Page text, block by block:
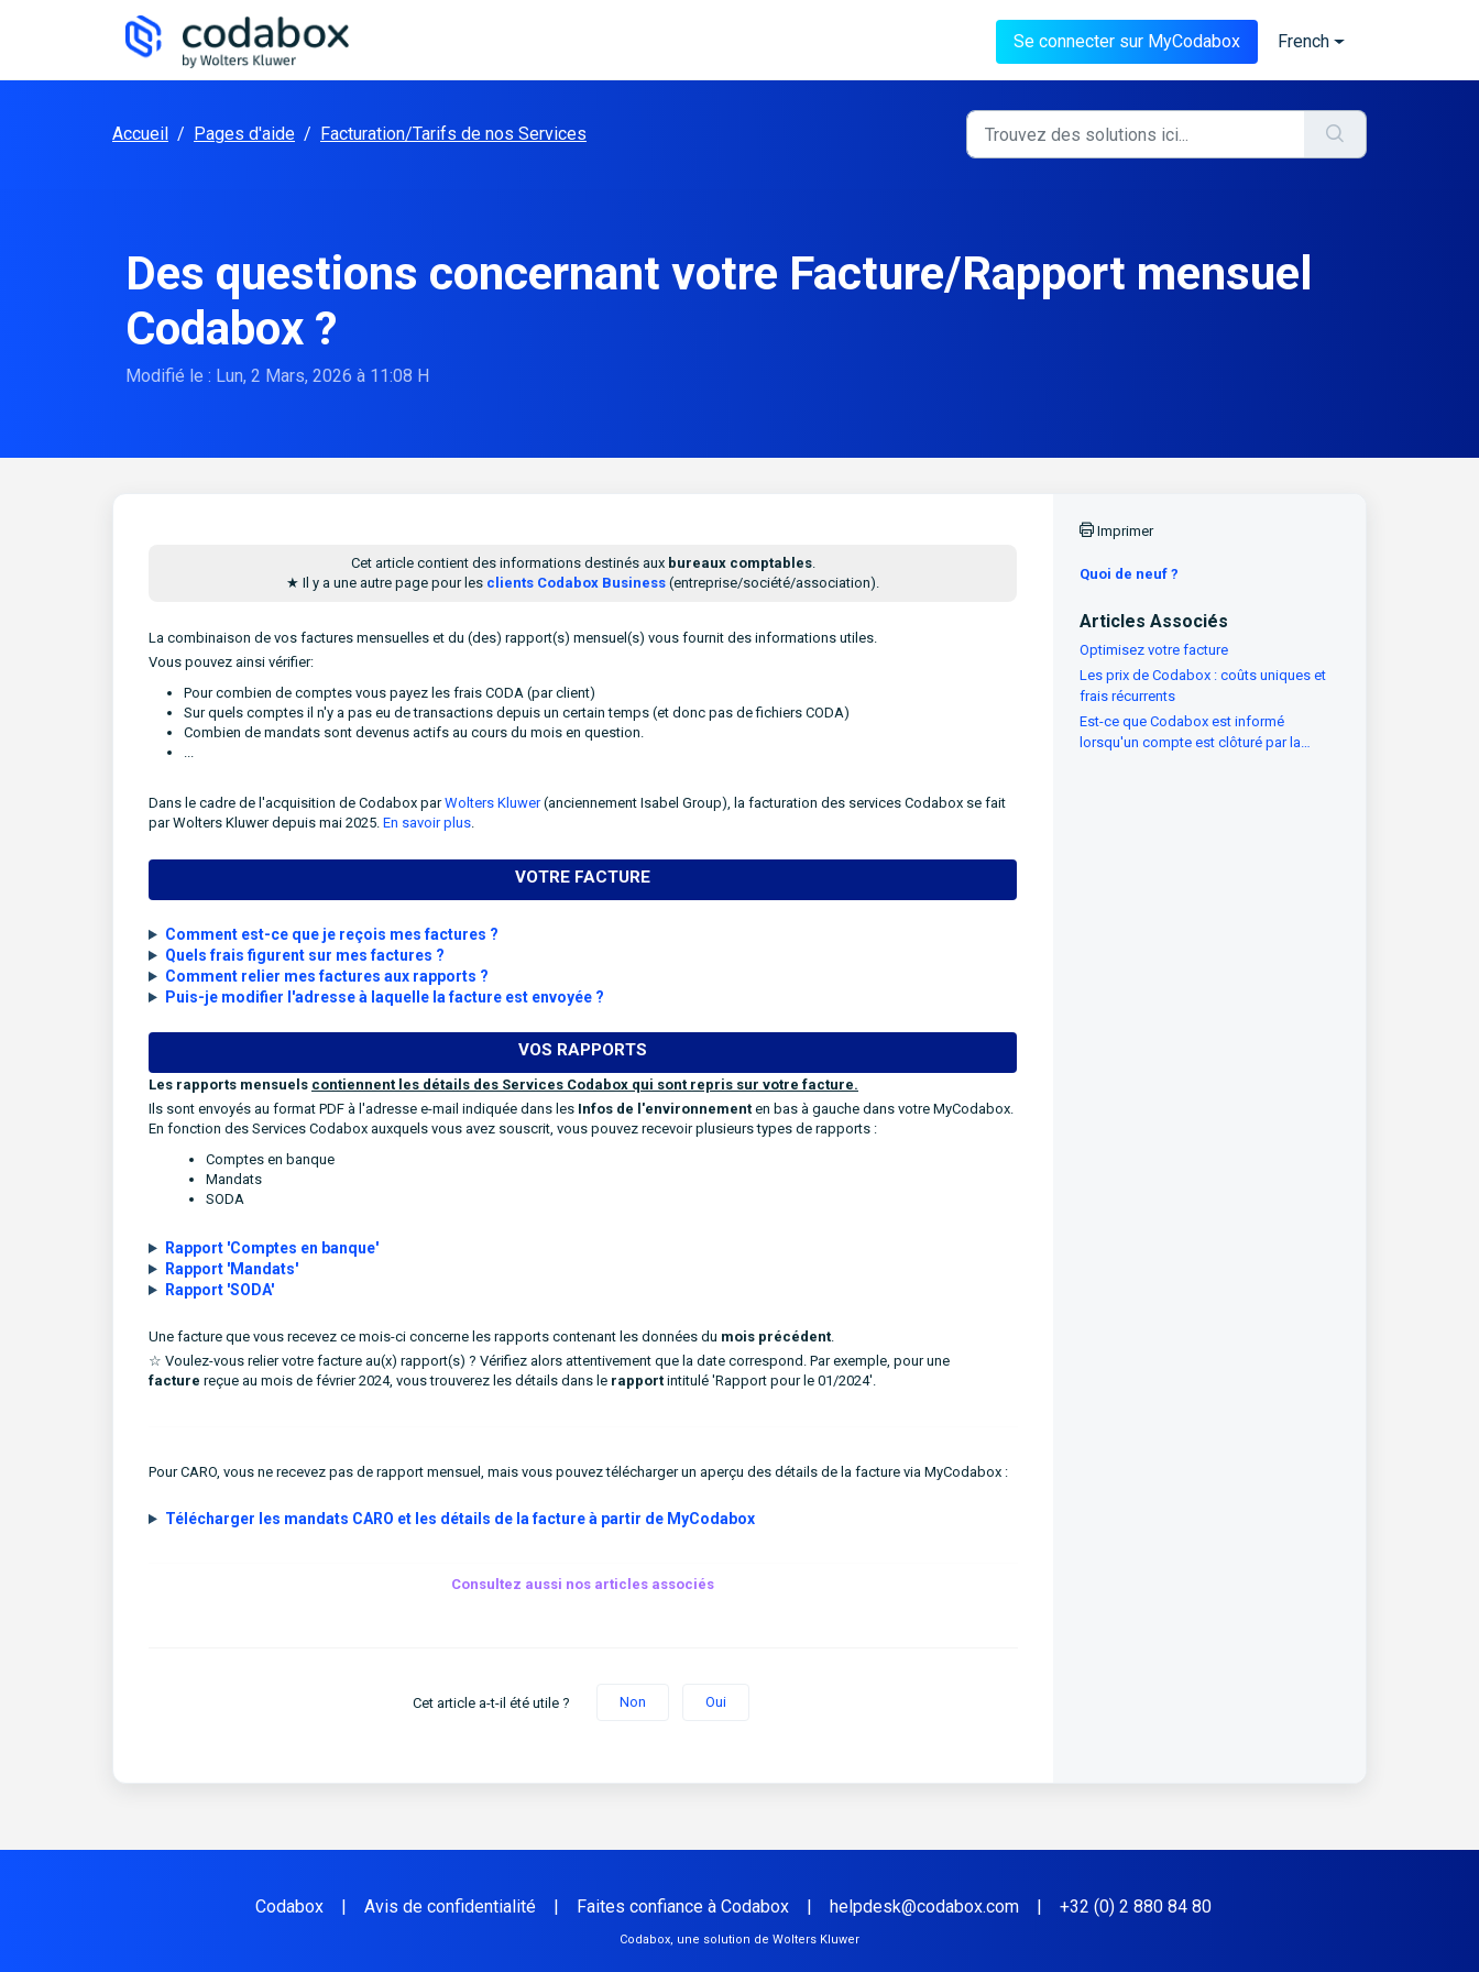
Se connecter sur MyCodabox
French
Accueil / Pages d'aide / Facturation/Tarifs de nos Services
Des questions concernant votre Facture/Rapport mensuel
Codabox ?
Modifié le : Lun, 2 Mars, 2026 à 11:08 H
Cet article contient des informations destinés aux bureaux comptables.
★ Il y a une autre page pour les clients Codabox Business (entreprise/société/association).
La combinaison de vos factures mensuelles et du (des) rapport(s) mensuel(s) vous fournit des informations utiles.
Vous pouvez ainsi vérifier:
Pour combien de comptes vous payez les frais CODA (par client)
Sur quels comptes il n'y a pas eu de transactions depuis un certain temps (et donc pas de fichiers CODA)
Combien de mandats sont devenus actifs au cours du mois en question.
...
Dans le cadre de l'acquisition de Codabox parWolters Kluwer(anciennement Isabel Group), la facturation des services Codabox se fait
par Wolters Kluwer depuis mai 2025. En savoir plus.
VOTRE FACTURE
Comment est-ce que je reçois mes factures ?
Quels frais figurent sur mes factures ?
Comment relier mes factures aux rapports ?
Puis-je modifier l'adresse à laquelle la facture est envoyée ?
VOS RAPPORTS
Les rapports mensuels contiennent les détails des Services Codabox qui sont repris sur votre facture.
Ils sont envoyés au format PDF à l'adresse e-mail indiquée dans les Infos de l'environnement en bas à gauche dans votre MyCodabox.
En fonction des Services Codabox auxquels vous avez souscrit, vous pouvez recevoir plusieurs types de rapports :
Comptes en banque
Mandats
SODA
Rapport 'Comptes en banque'
Rapport 'Mandats'
Rapport 'SODA'
Une facture que vous recevez ce mois-ci concerne les rapports contenant les données du mois précédent.
☆ Voulez-vous relier votre facture au(x) rapport(s) ? Vérifiez alors attentivement que la date correspond. Par exemple, pour une
facture reçue au mois de février 2024, vous trouverez les détails dans le rapport intitulé 'Rapport pour le 01/2024'.
Pour CARO, vous ne recevez pas de rapport mensuel, mais vous pouvez télécharger un aperçu des détails de la facture via MyCodabox :
Télécharger les mandats CARO et les détails de la facture à partir de MyCodabox
Consultez aussi nos articles associés
Cet article a-t-il été utile ? Non Oui
Imprimer
Quoi de neuf ?
Articles Associés
Optimisez votre facture
Les prix de Codabox : coûts uniques et
frais récurrents
Est-ce que Codabox est informé
lorsqu'un compte est clôturé par la
Codabox | Avis de confidentialité | Faites confiance à Codabox | helpdesk@codabox.com | +32 (0) 2 880 84 80
Codabox, une solution de Wolters Kluwer